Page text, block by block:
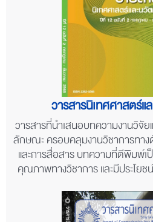
วารสารนิเทศศาสตร์แ
วารสารที่นำเสนอบทความงานวิจัย
ลักษณะ ครอบคลุมงานวิชาการทาง
และการสื่อสาร บทความที่ตีพิมพ์เ
คุณภาพทางวิชาการ และมีประโยช